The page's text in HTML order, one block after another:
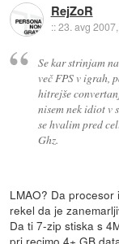
RejZoR
::23. avg
Se kar strinjam
več FPS v igrah,
hitrejše
nisem nek idiot v
se hvalim pred
Ghz.
LMAO? Da
rekel da je
Da ti 7-zip stiska s
pri recimo 4+ GB